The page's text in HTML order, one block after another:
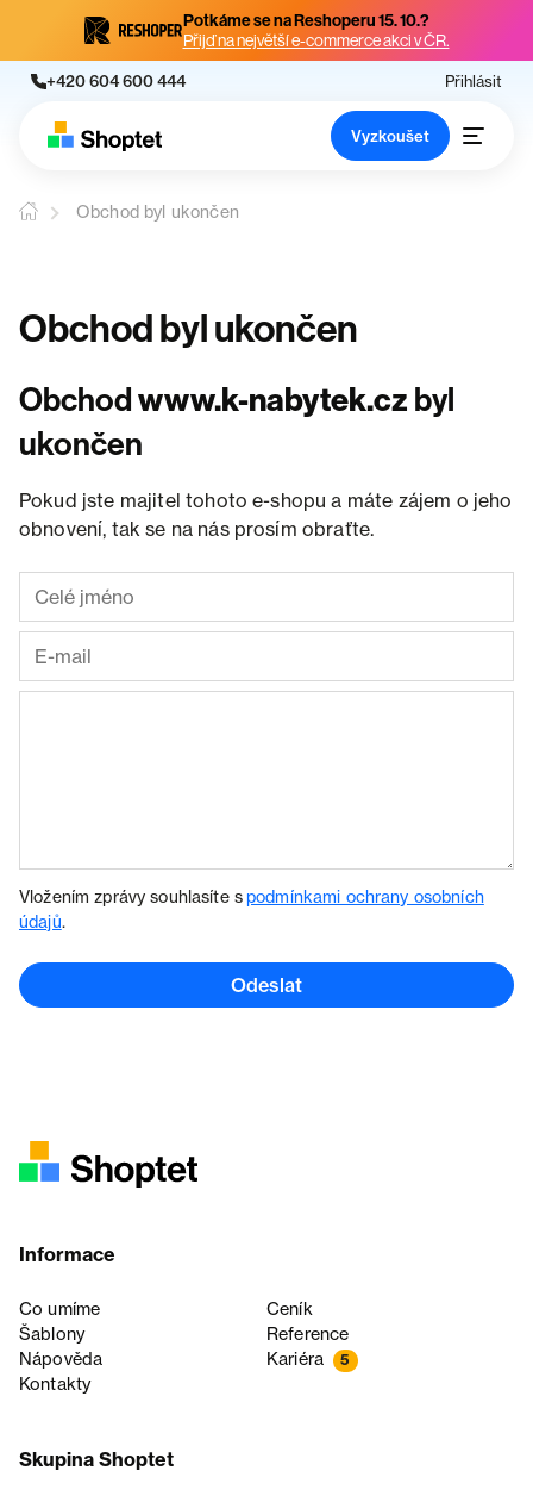
Potkáme se na Reshoperu 15. 10.?
Přijď na největší e-commerce akci v ČR.
+420 604 600 444 Přihlásit
Vyzkoušet
Obchod byl ukončen
Obchod byl ukončen
Obchodwww.k-nabytek.cz byl
ukončen
Pokud jste majitel tohoto e-shopu a máte zájem o jeho
obnovení, tak se na nás prosím obraťte.
Vložením zprávy souhlasíte spodmínkami ochrany osobních
údajů.
Odeslat
Informace
Co umíme
Ceník
Šablony
Reference
Nápověda
Kariéra 5
Kontakty
Skupina Shoptet